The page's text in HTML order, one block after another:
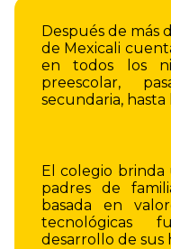
Después de más
de Mexicali
en todos los
preescolar,
secundaria,
El colegio brinda
padres de
basada en
tecnológicas
desarrollo de sus